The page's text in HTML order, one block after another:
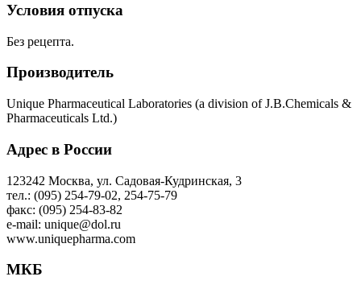
Условия отпуска
Без рецепта.
Производитель
Unique Pharmaceutical Laboratories (a division of J.B.Chemicals &
Pharmaceuticals Ltd.)
Адрес в России
123242 Москва, ул. Садовая-Кудринская, 3
тел.: (095) 254-79-02, 254-75-79
факс: (095) 254-83-82
e-mail: unique@dol.ru
www.uniquepharma.com
МКБ